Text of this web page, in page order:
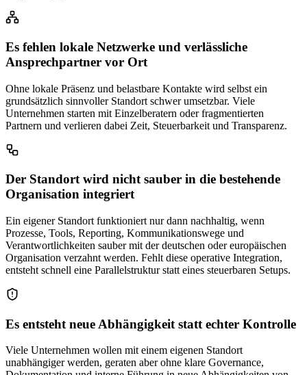
Es fehlen lokale Netzwerke und verlässliche
Ansprechpartner vor Ort
Ohne lokale Präsenz und belastbare Kontakte wird selbst ein
grundsätzlich sinnvoller Standort schwer umsetzbar. Viele
Unternehmen starten mit Einzelberatern oder fragmentierten
Partnern und verlieren dabei Zeit, Steuerbarkeit und Transparenz.
Der Standort wird nicht sauber in die bestehende
Organisation integriert
Ein eigener Standort funktioniert nur dann nachhaltig, wenn
Prozesse, Tools, Reporting, Kommunikationswege und
Verantwortlichkeiten sauber mit der deutschen oder europäischen
Organisation verzahnt werden. Fehlt diese operative Integration,
entsteht schnell eine Parallelstruktur statt eines steuerbaren Setups.
Es entsteht neue Abhängigkeit statt echter Kontrolle
Viele Unternehmen wollen mit einem eigenen Standort
unabhängiger werden, geraten aber ohne klare Governance,